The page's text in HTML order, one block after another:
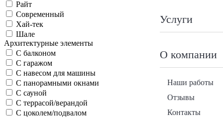
Услуги
О компании
Наши работы
Отзывы
Контакты
Райт
Современный
Хай-тек
Шале
Архитектурные элементы
С балконом
С гаражом
С навесом для машины
С панорамными окнами
С сауной
С террасой/верандой
С цоколем/подвалом